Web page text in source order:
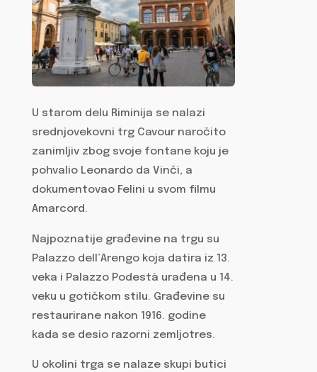
U starom delu Riminija se nalazi
srednjovekovni trg Cavour naročito
zanimljiv zbog svoje fontane koju je
pohvalio Leonardo da Vinči, a
dokumentovao Felini u svom filmu
Amarcord.
Najpoznatije građevine na trgu su
Palazzo dell’Arengo koja datira iz 13.
veka i Palazzo Podestà urađena u 14.
veku u gotičkom stilu. Građevine su
restaurirane nakon 1916. godine
kada se desio razorni zemljotres.
U okolini trga se nalaze skupi butici